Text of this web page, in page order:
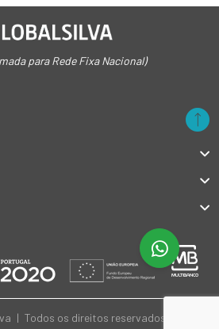
para Rede Fixa Nacional)
| Todos os direitos reservados